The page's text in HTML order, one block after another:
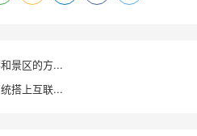
景区的方...
搭上互联...